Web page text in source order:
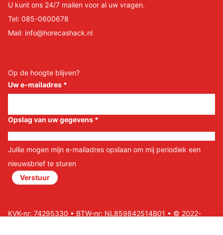
U kunt ons 24/7 mailen voor al uw vragen.
Tel: 085-0600678
Mail: info@horecashack.nl
Op de hoogte blijven?
Uw e-mailadres *
Opslag van uw gegevens *
Jullie mogen mijn e-mailadres opslaan om mij periodiek een
nieuwsbrief te sturen
Verstuur
KVK-nr: 74295330 • BTW-nr: NL859842514B01 • © 2022-